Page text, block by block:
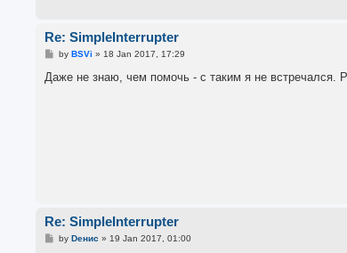
Re: SimpleInterrupter
P
s
by BSVi » 18 Jan 2017, 17:29
Даже не знаю, чем помочь - с таким я не встречался.
Re: SimpleInterrupter
Pby Dенис » 19 Jan 2017, 01:00